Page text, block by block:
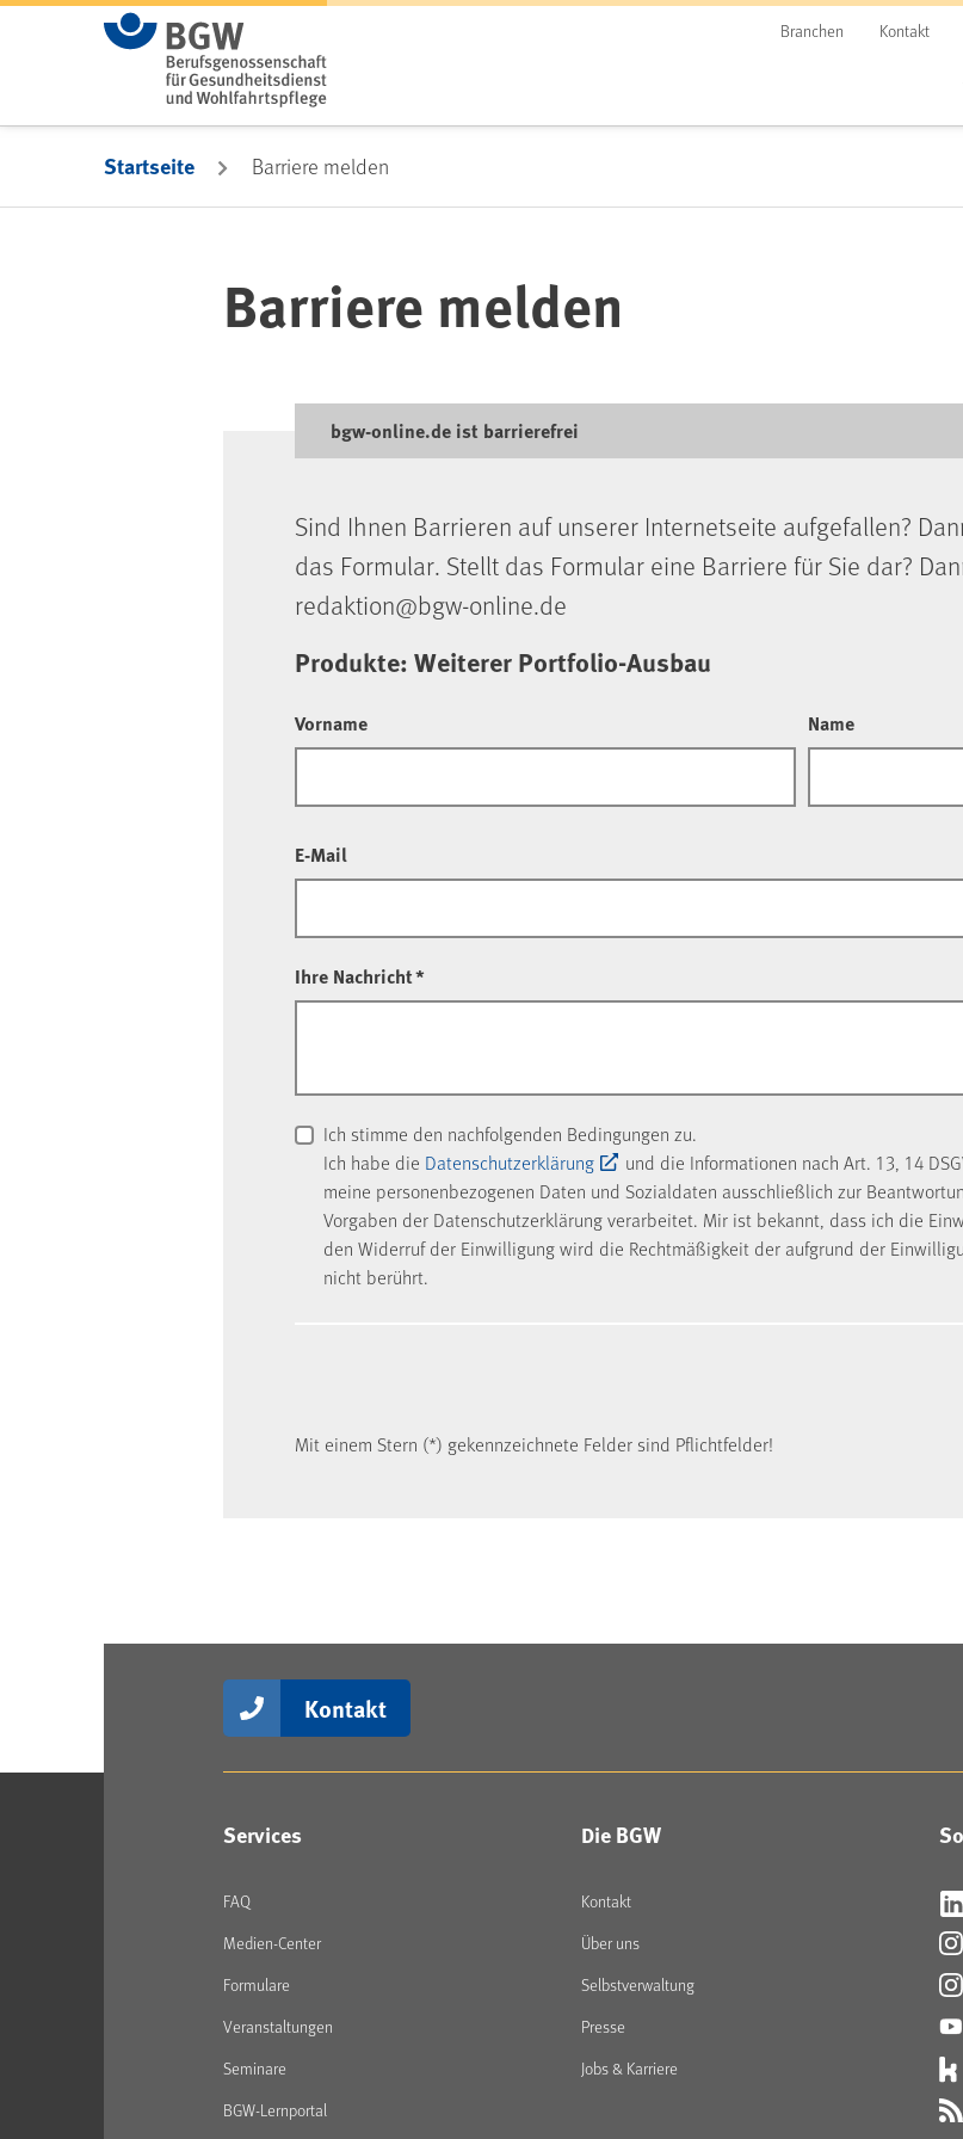
Zum Hauptinhalt springen Branchen Kontakt
Startseite Barriere melden
Barriere melden
bgw-online.de ist barrierefrei
Sind Ihnen Barrieren auf unserer Internetseite aufgefallen?
das Formular. Stellt das Formular eine Barriere für Sie dar?
redaktion@bgw-online.de
Produkte: Weiterer Portfolio-Ausbau
Vorname Name
E-Mail
Ihre Nachricht*
Ich stimme den nachfolgenden Bedingungen zu.
Ich habe die Datenschutzerklärung
und die Informationen nach Art. 13, 14
meine personenbezogenen Daten und Sozialdaten ausschließlich zur
Vorgaben der Datenschutzerklärung verarbeitet. Mir ist bekannt, dass ich die
den Widerruf der Einwilligung wird die Rechtmäßigkeit der aufgrund der
nicht berührt.
Mit einem Stern (*) gekennzeichnete Felder sind Pflichtfelder!
Kontakt
Services
FAQ
Medien-Center
Formulare
Veranstaltungen
Seminare
BGW-Lernportal
Die BGW
Kontakt
Über uns
Selbstverwaltung
Presse
Jobs & Karriere